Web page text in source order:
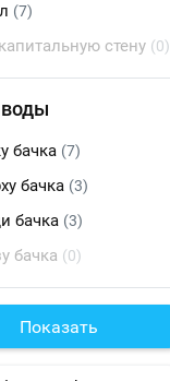
(7)
стену (0)
бачка (7)
бачка (3)
бачка (3)
бачка (0)
VIEGA